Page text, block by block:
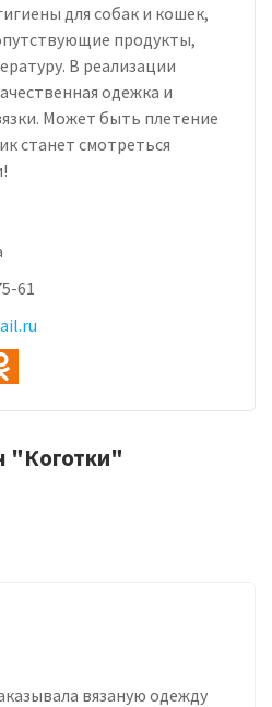
для собак и кошек,
продукты,
В реализации
одежка и
Может быть плетение
станет смотреться
61
"Коготки"
вязаную одежду